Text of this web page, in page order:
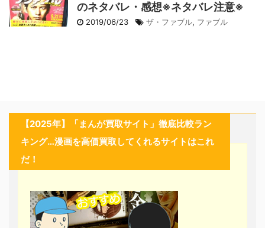
のネタバレ・感想※ネタバレ注意※
2019/06/23 ザ・ファブル, ファブル
【2025年】「まんが買取サイト」徹底比較ラン
キング…漫画を高価買取してくれるサイトはこれ
だ！